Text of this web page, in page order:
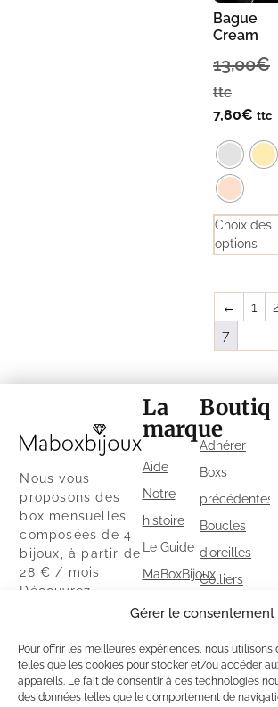
Gérer le consentement
Pour offrir les meilleures expériences, nous utilisons
telles que les cookies pour stocker et/ou accéder
appareils. Le fait de consentir à ces technologies
des données telles que le comportement de
Bague
Cream
13,00€
ttc
7,80€ ttc
Choix des
options
← 1
7
Nous vous
proposons des
box mensuelles
composées de 4
bijoux, à partir de
28 € / mois.
Découvrez
également notre
que nos autres
exclusivités sur
notre site.
La
marque
Aide
Notre
histoire
Le Guide
MaBoxBijoux
de
cookies
Adhérer
Boxs
précédentes
Boucles
d’oreilles
Colliers
Bracelets